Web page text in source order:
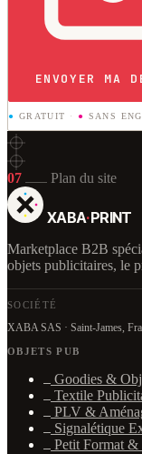
ENVOYER MA
● GRATUIT · ● SANS
07 Plan du site
XABA·PRINT
Marketplace B2B
objets publicitaires, le
SOCIÉTÉ
XABA SAS · Saint-James,
OBJETS PUB
Goodies &
Textile
PLV &
Signalétique
Petit Format